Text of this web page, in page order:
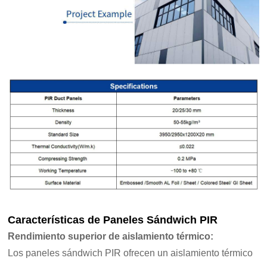
Características de Paneles Sándwich PIR
Rendimiento superior de aislamiento térmico:
Los paneles sándwich PIR ofrecen un aislamiento térmico